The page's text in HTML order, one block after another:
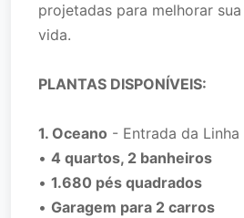
projetadas para melhorar
vida.
PLANTAS DISPONÍVEIS:
1. Oceano - Entrada da Linha
• 4 quartos, 2 banheiros
• 1.680 pés quadrados
• Garagem para 2 carros